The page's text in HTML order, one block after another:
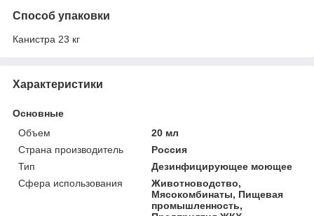
Способ упаковки
Канистра 23 кг
Характеристики
Основные
Объем
20 мл
Страна производитель
Россия
Тип
Дезинфицирующее моющее
Сфера использования
Животноводство,
Мясокомбинаты, Пищевая
промышленность,